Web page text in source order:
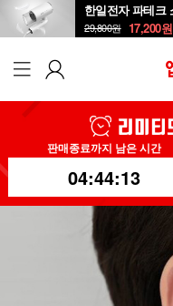
29,800원 17,200원
판매종료까지 남은 시간
04:44:12